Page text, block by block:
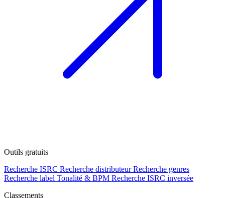
Outils gratuits
Recherche ISRC Recherche distributeur Recherche genres
Recherche label Tonalité & BPM Recherche ISRC inversée
Classements